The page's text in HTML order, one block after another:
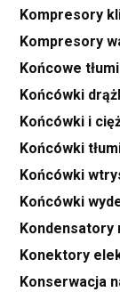
Kompresory
Kompresory
Końcowe
Końcówki
Końcówki i
Końcówki
Końcówki
Końcówki
Konektory
Konserwacja